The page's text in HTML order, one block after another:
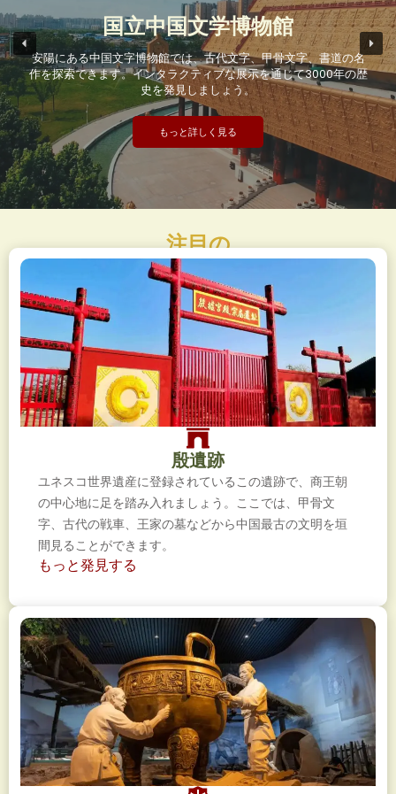
太行大峡谷
そびえ立つ断崖、曲がりくねった川、息をのむような滝など、中
国で最も素晴らしい自然の驚異に驚嘆してください。ハイキン
グ、写真撮影、アドベンチャーに最適なタイハン・グランドキャ
ニオンは、忘れられない自然への逃避行をお約束します。
もっと詳しく見る
注目の
殷遺跡
ユネスコ世界遺産に登録されているこの遺跡で、商王朝
の中心地に足を踏み入れましょう。ここでは、甲骨文
字、古代の戦車、王家の墓などから中国最古の文明を垣
間見ることができます。
もっと発見する